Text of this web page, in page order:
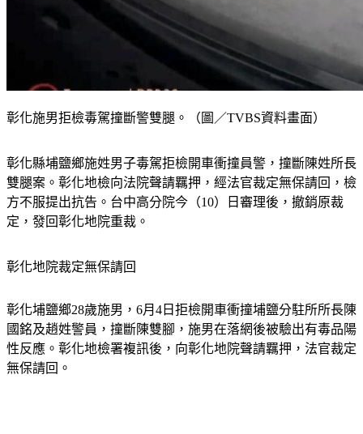
彰化縣埔鹽鄉施姓男子毒駕拒檢開車衝撞員警，撞斷陳姓所長
雙腿案。彰化地檢向法院聲請羈押，經法官裁定無保請回，檢
方不服提出抗告。台中高分院今（10）日審理後，撤銷原裁
彰化埔鹽鄉28歲施男，6月4日拒檢開車衝撞埔鹽分駐所所長陳
國銘及趙姓警員，撞斷陳雙腳，施男在落網後被驗出有毒品陽
性反應。彰化地檢署複訊後，向彰化地院聲請羈押，法官裁定